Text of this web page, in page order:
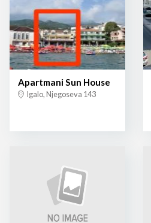
Apartmani Sun House
Igalo, Njegoseva 143